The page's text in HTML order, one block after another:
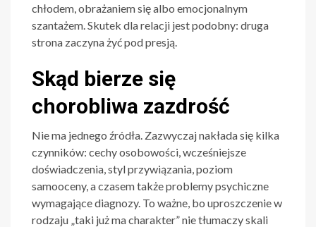
chłodem, obrażaniem się albo emocjonalnym
szantażem. Skutek dla relacji jest podobny: druga
strona zaczyna żyć pod presją.
Skąd bierze się
chorobliwa zazdrość
Nie ma jednego źródła. Zazwyczaj nakłada się kilka
czynników: cechy osobowości, wcześniejsze
doświadczenia, styl przywiązania, poziom
samooceny, a czasem także problemy psychiczne
wymagające diagnozy. To ważne, bo uproszczenie w
rodzaju „taki już ma charakter” nie tłumaczy skali